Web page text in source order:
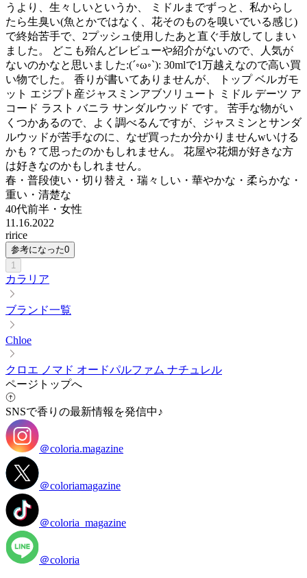
うより、生々しいというか、 ミドルまでずっと、私からし
たら生臭い(魚とかではなく、花そのものを嗅いでいる感じ)
で終始苦手で、2プッシュ使用したあと直ぐ手放してしまい
ました。 どこも殆んどレビューや紹介がないので、人気が
ないのかなと思いました:(´◦ω◦`): 30mlで1万越えなので高い買
い物でした。 香りが書いてありませんが、 トップ ベルガモ
ット エジプト産ジャスミンアブソリュート ミドル デーツ ア
コード ラスト バニラ サンダルウッド です。 苦手な物がい
くつかあるので、よく調べるんですが、ジャスミンとサンダ
ルウッドが苦手なのに、なぜ買ったか分かりませんwいける
かも？て思ったのかもしれません。 花屋や花畑が好きな方
は好きなのかもしれません。
春・普段使い・切り替え・瑞々しい・華やかな・柔らかな・
重い・清楚な
40代前半 ・ 女性
11.16.2022
ririce
参考になった0
1
カラリア
ブランド一覧
Chloe
クロエ ノマド オードパルファム ナチュレル
ページトップへ
SNSで香りの最新情報を発信中♪
＠coloria.magazine
＠coloriamagazine
＠coloria_magazine
＠coloria